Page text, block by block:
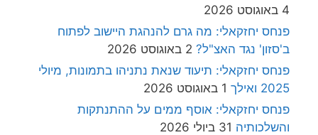
4 באוגוסט 2026
פנחס יחזקאלי: מה גרם להנהגת היישוב לפתוח
ב'סזון' נגד האצ"ל? 2 באוגוסט 2026
פנחס יחזקאלי: תיעוד שנאת נתניהו בתמונות, מיולי
2025 ואילך
1 באוגוסט 2026
פנחס יחזקאלי: אוסף ממים על ההתנתקות
והשלכותיה 31 ביולי 2026